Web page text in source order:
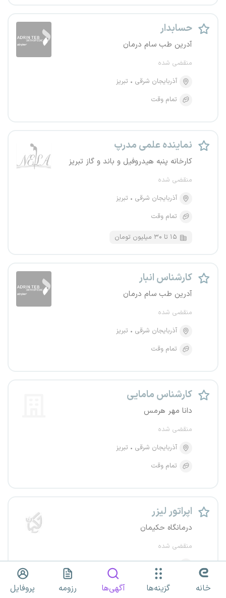
حسابدار
آدرین طب سام درمان
منقضی شده
آذربایجان شرقی
تبریز
تمام وقت
نماینده علمی مدرپ
کارخانه پنبه هیدروفیل و باند و گاز تبریز
منقضی شده
آذربایجان شرقی
تبریز
تمام وقت
۱۵ تا ۳۰ میلیون تومان
کارشناس انبار
آدرین طب سام درمان
منقضی شده
آذربایجان شرقی
تبریز
تمام وقت
کارشناس مامایی
دانا مهر هرمس
منقضی شده
آذربایجان شرقی
تبریز
تمام وقت
اپراتور لیزر
درمانگاه حکیمان
منقضی شده
آذربایجان شرقی
تبریز
پاره وقت
خانه گزینه‌ها آگهی‌ها رزومه پروفایل